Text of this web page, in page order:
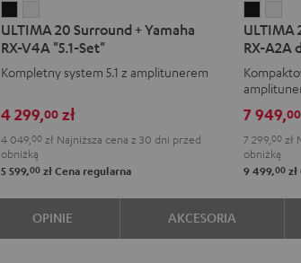
20
Surround
+
RX-
V4A
"5.1-
20
Surround
+
RX-
V4A
ULTIMA 20 Surround + Yamaha
RX-V4A "5.1-Set"
Kompletny system 5.1 z amplitunerem
4 299,00zł
4 049, 00zł Najniższa cena z 30 dni przed
obniżką
5 599,00złCena regularna
20
+
Yamaha
RX-
A2A
dla
20
+
RX-
ULTIMA
RX-A2A
7 949,00
7 299,00 zł
obniżką
9 499,00 zł
OPINIE AKCESORIA